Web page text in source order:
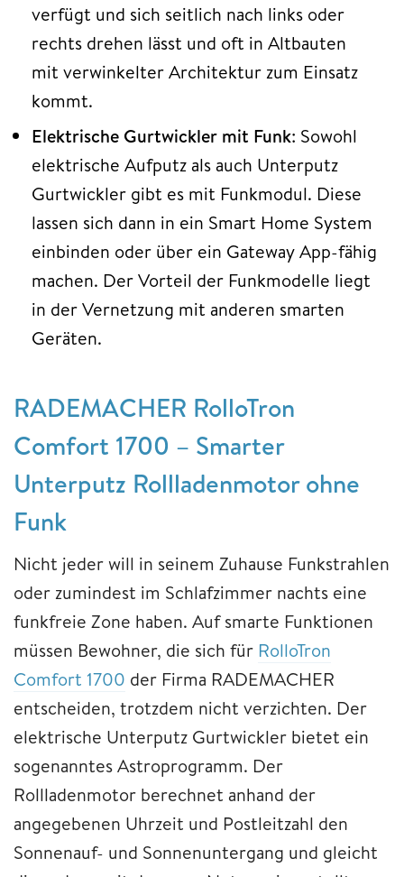
verfügt und sich seitlich nach links oder
rechts drehen lässt und oft in Altbauten
mit verwinkelter Architektur zum Einsatz
kommt.
Elektrische Gurtwickler mit Funk: Sowohl
elektrische Aufputz als auch Unterputz
Gurtwickler gibt es mit Funkmodul. Diese
lassen sich dann in ein Smart Home System
einbinden oder über ein Gateway App-fähig
machen. Der Vorteil der Funkmodelle liegt
in der Vernetzung mit anderen smarten
Geräten.
RADEMACHER RolloTron
Comfort 1700 – Smarter
Unterputz Rollladenmotor ohne
Funk
Nicht jeder will in seinem Zuhause Funkstrahlen
oder zumindest im Schlafzimmer nachts eine
funkfreie Zone haben. Auf smarte Funktionen
müssen Bewohner, die sich für RolloTron
Comfort 1700 der Firma RADEMACHER
entscheiden, trotzdem nicht verzichten. Der
elektrische Unterputz Gurtwickler bietet ein
sogenanntes Astroprogramm. Der
Rollladenmotor berechnet anhand der
angegebenen Uhrzeit und Postleitzahl den
Sonnenauf- und Sonnenuntergang und gleicht